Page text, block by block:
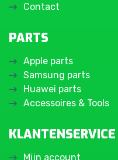
Contact
PARTS
Apple parts
Samsung parts
Huawei parts
Accessoires & Tools
KLANTENSERVICE
Mijn account